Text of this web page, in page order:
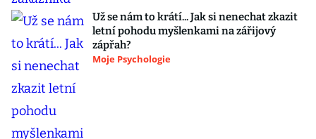
Už se nám to krátí... Jak si nenechat zkazit
letní pohodu myšlenkami na zářijový
zápřah?
Moje Psychologie